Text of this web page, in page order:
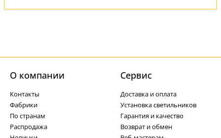
О компании
Контакты
Фабрики
По странам
Распродажа
Cервис
Доставка и оплата
Установка светильников
Гарантия и качество
Возврат и обмен